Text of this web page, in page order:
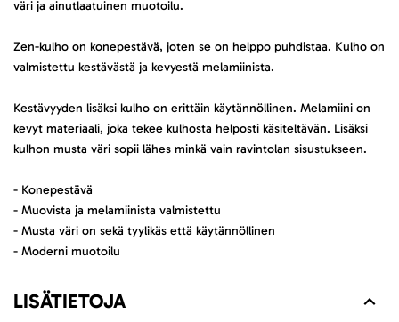
väri ja ainutlaatuinen muotoilu.
Zen-kulho on konepestävä, joten se on helppo puhdistaa. Kulho on
valmistettu kestävästä ja kevyestä melamiinista.
Kestävyyden lisäksi kulho on erittäin käytännöllinen. Melamiini on
kevyt materiaali, joka tekee kulhosta helposti käsiteltävän. Lisäksi
kulhon musta väri sopii lähes minkä vain ravintolan sisustukseen.
- Konepestävä
- Muovista ja melamiinista valmistettu
- Musta väri on sekä tyylikäs että käytännöllinen
- Moderni muotoilu
LISÄTIETOJA